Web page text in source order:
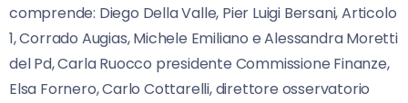
comprende: Diego Della Valle, Pier Luigi Bersani, Articolo
1, Corrado Augias, Michele Emiliano e Alessandra Moretti
del Pd, Carla Ruocco presidente Commissione Finanze,
Elsa Fornero, Carlo Cottarelli, direttore osservatorio